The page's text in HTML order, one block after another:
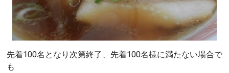
先着100名となり次第終了、先着100名様に満たない場合で
も